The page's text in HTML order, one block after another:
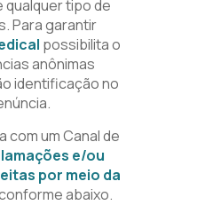
qualquer tipo de
Para garantir
possibilita o
anônimas
identificação no
com um Canal de
e/ou
por meio da
abaixo.